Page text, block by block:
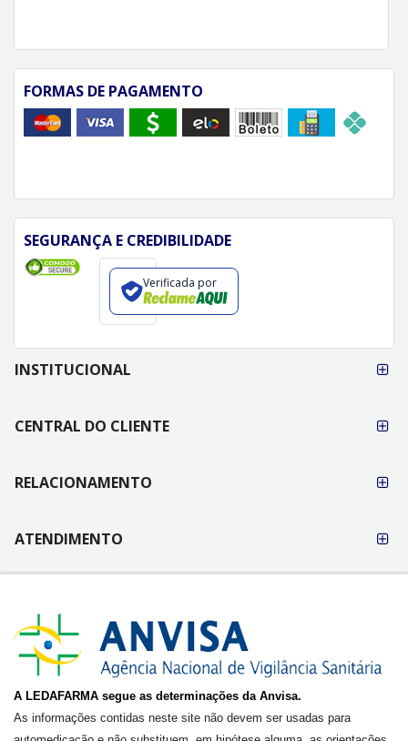
FORMAS DE PAGAMENTO
SEGURANÇA E CREDIBILIDADE
Verificada por
FORMAS DE
PAGAMENTO
INSTITUCIONAL
CENTRAL DO CLIENTE
RELACIONAMENTO
ATENDIMENTO
A LEDAFARMA segue as determinações da Anvisa.
As informações contidas neste site não devem ser usadas para